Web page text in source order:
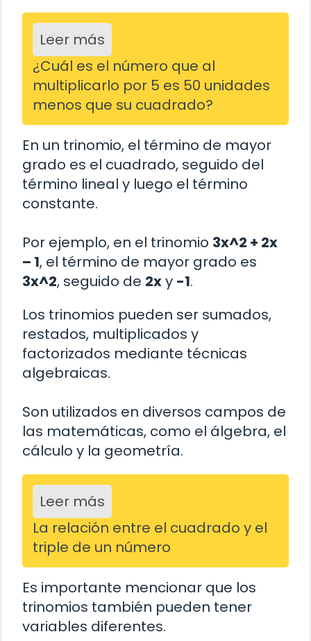
Leer más
¿Cuál es el número que al
multiplicarlo por 5 es 50 unidades
menos que su cuadrado?
En un trinomio, el término de mayor
grado es el cuadrado, seguido del
término lineal y luego el término
constante.
Por ejemplo, en el trinomio 3x^2 + 2x
– 1, el término de mayor grado es
3x^2, seguido de 2xy -1.
Los trinomios pueden ser sumados,
restados, multiplicados y
factorizados mediante técnicas
algebraicas.
Son utilizados en diversos campos de
las matemáticas, como el álgebra, el
cálculo y la geometría.
Leer más
La relación entre el cuadrado y el
triple de un número
Es importante mencionar que los
trinomios también pueden tener
variables diferentes.